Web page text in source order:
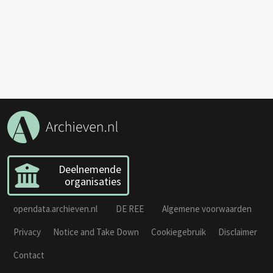
Deelnemende
organisaties
opendata.archieven.nl DE REE
Algemene voorwaarden
Privacy
Notice and Take Down Cookiegebruik
Disclaimer
Contact